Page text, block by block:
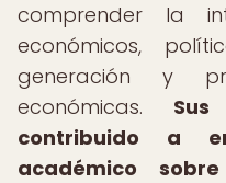
comprender la
económicos,
generación y
económicas.
contribuido a
académico